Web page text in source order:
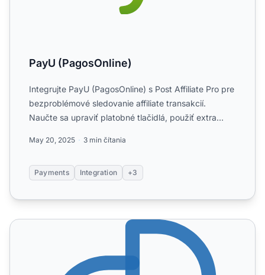
PayU (PagosOnline)
Integrujte PayU (PagosOnline) s Post Affiliate Pro pre
bezproblémové sledovanie affiliate transakcií.
Naučte sa upraviť platobné tlačidlá, použiť extra
May 20, 2025 3 min čítania
Payments Integration +3
ZOHO Subscriptions